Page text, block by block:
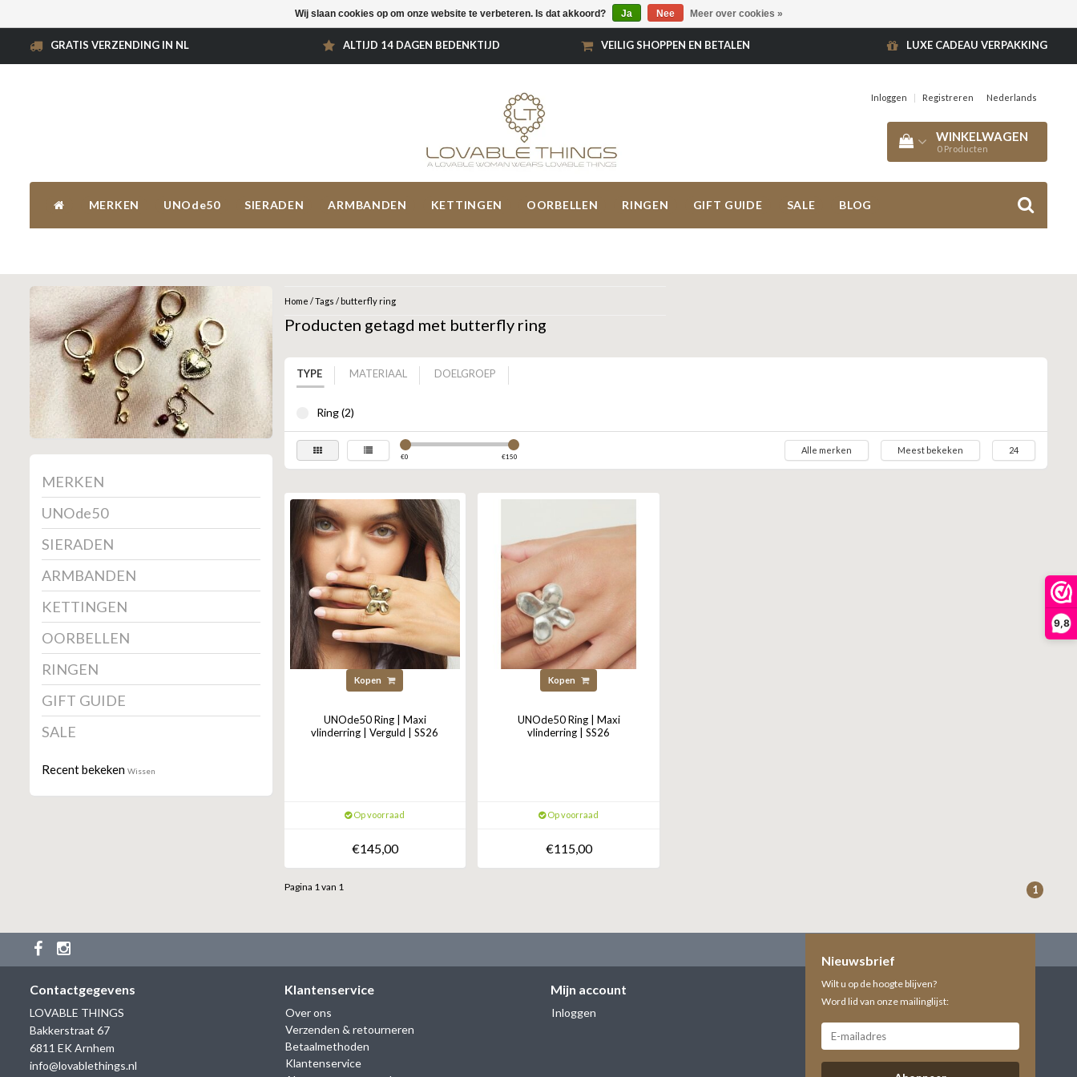
9,8
GRATIS VERZENDING IN NL ALTIJD 14 DAGEN BEDENKTIJD VEILIG SHOPPEN EN BETALEN LUXE CADEAU VERPAKKING
Inloggen | Registreren Nederlands
WINKELWAGEN
0 Producten
MERKEN UNOde50 SIERADEN ARMBANDEN KETTINGEN OORBELLEN RINGEN GIFT GUIDE SALE BLOG
MERKEN
UNOde50
SIERADEN
ARMBANDEN
KETTINGEN
OORBELLEN
RINGEN
GIFT GUIDE
SALE
Recent bekeken Wissen
Home /Tags / butterfly ring
Producten getagd met butterfly ring
TYPE MATERIAAL DOELGROEP
Ring (2)
€0 €150
Alle merken Meest bekeken 24
Kopen
UNOde50 Ring | Maxi
vlinderring | Verguld | SS26
Op voorraad
€145,00
Kopen
UNOde50 Ring | Maxi
vlinderring | SS26
Op voorraad
€115,00
Pagina 1 van 1 1
Contactgegevens
LOVABLE THINGS
Bakkerstraat 67
6811 EK Arnhem
info@lovablethings.nl
Klantenservice
Over ons
Verzenden & retourneren
Betaalmethoden
Klantenservice
Mijn account
Inloggen
Nieuwsbrief
Wilt u op de hoogte blijven?
Word lid van onze mailinglijst:
Wij slaan cookies op om onze website te verbeteren. Is dat akkoord? Ja Nee Meer over cookies »